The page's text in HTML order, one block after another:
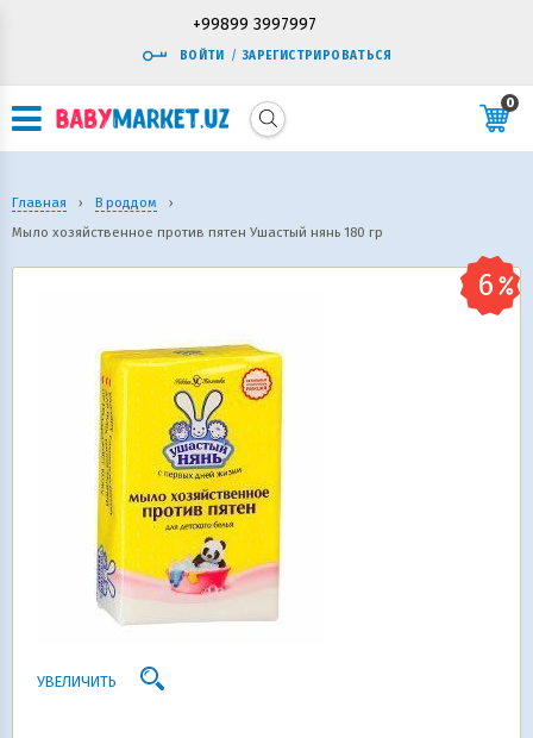
+99899 3997997
ВОЙТИ / ЗАРЕГИСТРИРОВАТЬСЯ
0
Главная › В роддом
›
Мыло хозяйственное против пятен Ушастый нянь 180 гр
УВЕЛИЧИТЬ